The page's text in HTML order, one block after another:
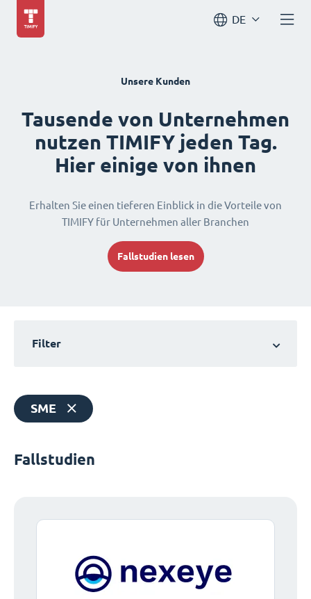
DE
Unsere Kunden
Tausende von Unternehmen
nutzen TIMIFY jeden Tag.
Hier einige von ihnen
Erhalten Sie einen tieferen Einblick in die Vorteile von
TIMIFY für Unternehmen aller Branchen
Fallstudien lesen
Filter
SME
Fallstudien